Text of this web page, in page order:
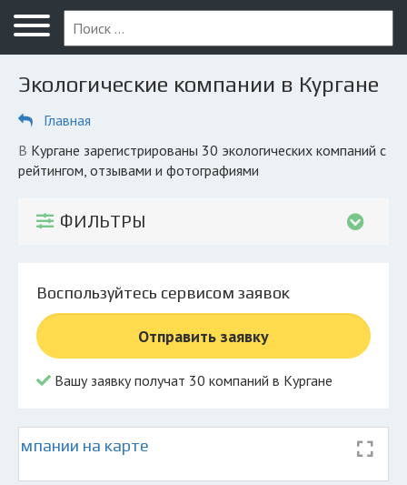
Меню
Главная
Вопрос юристу
ПОЛЬЗОВАТЕЛЯМ
Экоблог
Личный кабинет
© 2026 Все права защищены
Экологические компании в Кургане
Главная
в Кургане зарегистрированы 30 экологических компаний с
рейтингом, отзывами и фотографиями
ФИЛЬТРЫ
Воспользуйтесь сервисом заявок
Отправить заявку
Вашу заявку получат 30 компаний в Кургане
на карте